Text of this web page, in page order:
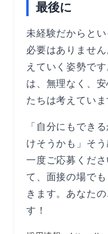
最後に
未経験だからと
必要はありませ
えていく姿勢で
は、無理なく、
たちは考えていま
「自分にもでき
けそうかも」そ
一度ご応募くだ
て、面接の場で
きます。あなた
す！